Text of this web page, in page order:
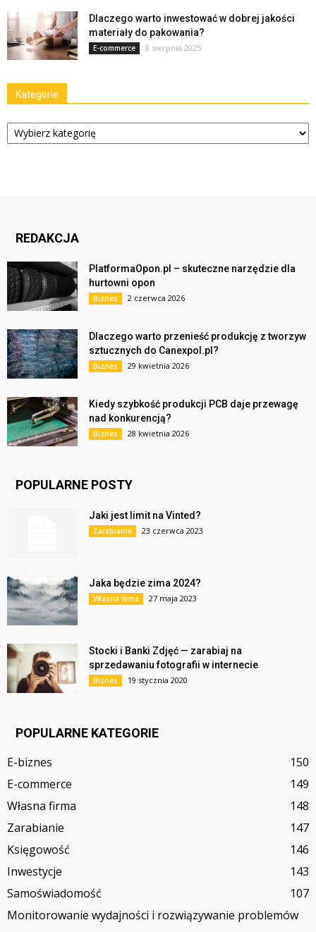
Dlaczego warto inwestować w dobrej jakości
materiały do pakowania?
E-commerce 8 sierpnia 2025
Kategorie
Kategorie
REDAKCJA
PlatformaOpon.pl – skuteczne narzędzie dla
hurtowni opon
Biznes 2 czerwca 2026
Dlaczego warto przenieść produkcję z tworzyw
sztucznych do Canexpol.pl?
Biznes 29 kwietnia 2026
Kiedy szybkość produkcji PCB daje przewagę
nad konkurencją?
Biznes 28 kwietnia 2026
POPULARNE POSTY
Jaki jest limit na Vinted?
Zarabianie 23 czerwca 2023
Jaka będzie zima 2024?
Własna firma 27 maja 2023
Stocki i Banki Zdjęć — zarabiaj na
sprzedawaniu fotografii w internecie
Biznes 19 stycznia 2020
POPULARNE KATEGORIE
E-biznes
150
E-commerce
149
Własna firma
148
Zarabianie
147
Księgowość
146
Inwestycje
143
Samoświadomość
107
Monitorowanie wydajności i rozwiązywanie problemów